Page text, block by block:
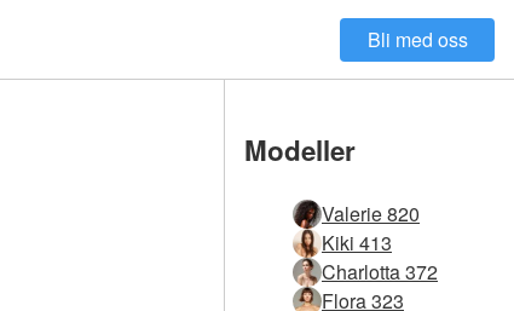
Bli med oss
Modeller
Valerie 820
Kiki 413
Charlotta 372
Flora 323